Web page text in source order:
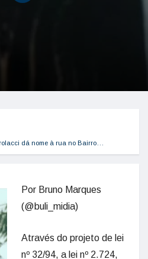
dá nome à rua no Bairro…
Por Bruno Marques
(@buli_midia)
Através do projeto de lei
nº 32/94, a lei nº 2.724,